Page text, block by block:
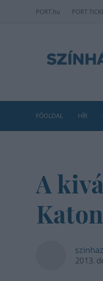
PORT.hu PORT
FŐOLDAL HÍR
A
2013.